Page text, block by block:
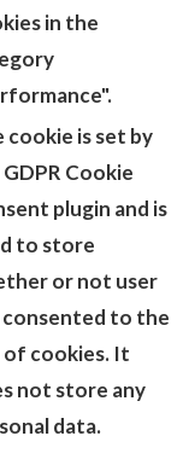
in the
cookie is set by
Cookie
plugin and is
to store
or not user
consented to the
of cookies. It
not store any
data.